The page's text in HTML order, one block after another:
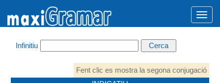
Infinitiu
Fent clic es mostra la segona conjugació